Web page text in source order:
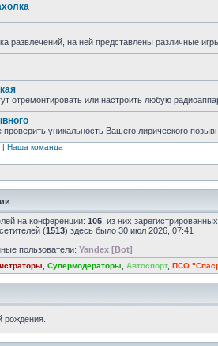
развлечений, на ней представлены различные
отремонтировать или настроить любую
уникальность Вашего лирического
| Наша команда
на конференции: 105 , из них
(1513) здесь было 30 июл 2026, 07:41
пользователи: Yandex [Bot]
Супермодераторы Автоспорт, ПСО
рождения.